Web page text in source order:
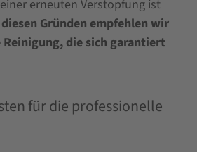
erneuten Verstopfung ist
Gründen empfehlen wir
die sich garantiert
für die professionelle